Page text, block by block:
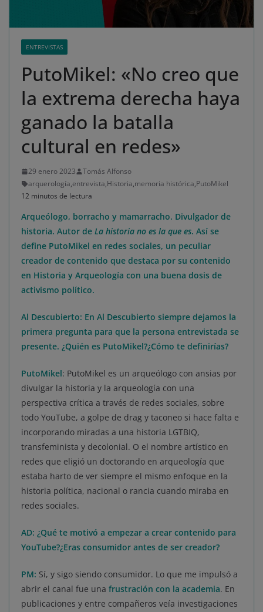
ENTREVISTAS
PutoMikel: «No creo que
la extrema derecha haya
ganado la batalla
cultural en redes»
29 enero 2023
Tomás Alfonso
arquerología,entrevista,Historia,memoria histórica,PutoMikel
12 minutos de lectura
Arqueólogo, borracho y mamarracho. Divulgador de
historia. Autor de La historia no es la que es. Así se
define PutoMikel en redes sociales, un peculiar
creador de contenido que destaca por su contenido
en Historia y Arqueología con una buena dosis de
activismo político.
Al Descubierto: En Al Descubierto siempre dejamos la
primera pregunta para que la persona entrevistada se
presente. ¿Quién es PutoMikel?¿Cómo te definirías?
PutoMikel: PutoMikel es un arqueólogo con ansias por
divulgar la historia y la arqueología con una
perspectiva crítica a través de redes sociales, sobre
todo YouTube, a golpe de drag y taconeo si hace falta e
incorporando miradas a una historia LGTBIQ,
transfeminista y decolonial. O el nombre artístico en
redes que eligió un doctorando en arqueología que
estaba harto de ver siempre el mismo enfoque en la
historia política, nacional o rancia cuando miraba en
redes sociales.
AD: ¿Qué te motivó a empezar a crear contenido para
YouTube?¿Eras consumidor antes de ser creador?
PM: Sí, y sigo siendo consumidor. Lo que me impulsó a
abrir el canal fue una frustración con la academia. En
publicaciones y entre compañeros veía investigaciones